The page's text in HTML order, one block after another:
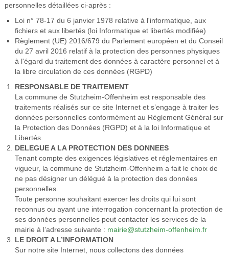
personnelles détaillées ci-après :
Loi n° 78-17 du 6 janvier 1978 relative à l'informatique, aux
fichiers et aux libertés (loi Informatique et libertés modifiée)
Règlement (UE) 2016/679 du Parlement européen et du Conseil
du 27 avril 2016 relatif à la protection des personnes physiques
à l'égard du traitement des données à caractère personnel et à
la libre circulation de ces données (RGPD)
RESPONSABLE DE TRAITEMENT
La commune de Stutzheim-Offenheim est responsable des
traitements réalisés sur ce site Internet et s’engage à traiter les
données personnelles conformément au Règlement Général sur
la Protection des Données (RGPD) et à la loi Informatique et
Libertés.
DELEGUE A LA PROTECTION DES DONNEES
Tenant compte des exigences législatives et réglementaires en
vigueur, la commune de Stutzheim-Offenheim a fait le choix de
ne pas désigner un délégué à la protection des données
personnelles.
Toute personne souhaitant exercer les droits qui lui sont
reconnus ou ayant une interrogation concernant la protection de
ses données personnelles peut contacter les services de la
mairie à l’adresse suivante : mairie@stutzheim-offenheim.fr
LE DROIT A L’INFORMATION
Sur notre site Internet, nous collectons des données